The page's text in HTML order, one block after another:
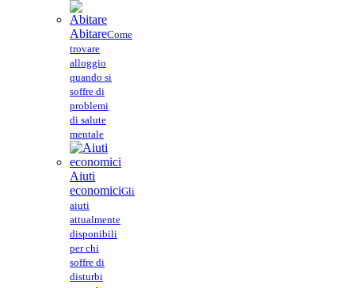
AbitareCome
trovare
alloggio
quando si
soffre di
problemi
di salute
mentale
Aiuti
economiciGli
aiuti
attualmente
disponibili
per chi
soffre di
disturbi